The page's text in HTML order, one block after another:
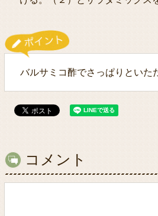
バルサミコ酢でさっぱりといた
コメント